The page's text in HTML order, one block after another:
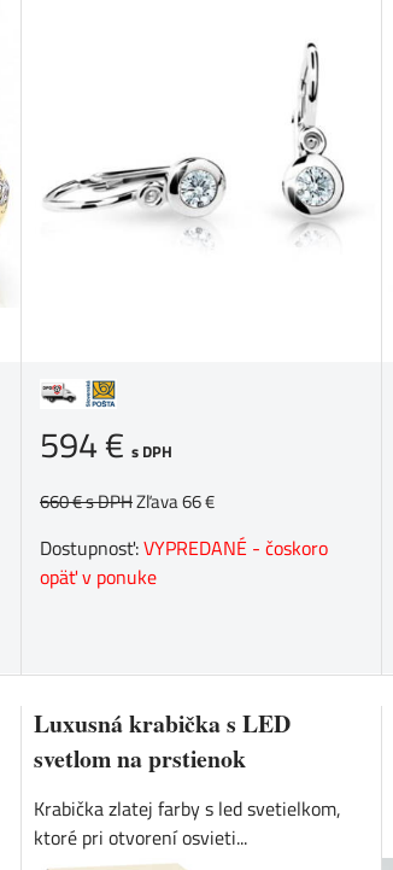
594 € s DPH
660 €s DPHZľava 66 €
Dostupnosť:VYPREDANÉ - čoskoro
opäť v ponuke
Luxusná krabička s LED
svetlom na prstienok
Krabička zlatej farby s led svetielkom,
ktoré pri otvorení osvieti...